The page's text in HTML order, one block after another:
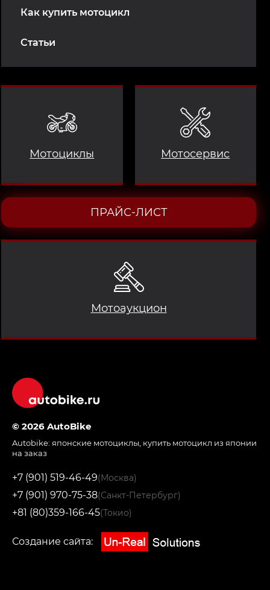
Как купить мотоцикл
Статьи
Мотоциклы
Мотоаукцион
Мотосервис
ПРАЙС-ЛИСТ
© 2026 AutoBike
Autobike: японские мотоциклы купить мотоцикл из японии
на заказ
+7 (901) 519-46-49(Москва)
+7 (901) 970-75-38(Санкт-Петербург)
+81 (80)359-166-45(Токио)
Создание сайта: